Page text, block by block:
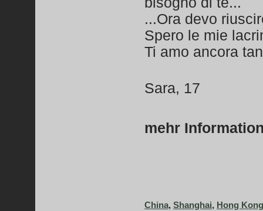
...Ora devo
Spero le mie
Ti amo ancora
Sara, 17
mehr
China, Shanghai, Hong Kong